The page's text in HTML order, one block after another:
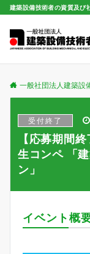
建築設備技術者の資質及び
一般社団法人建築設
受付終了
【応募期間
生コンペ 「
ン」
イベント概